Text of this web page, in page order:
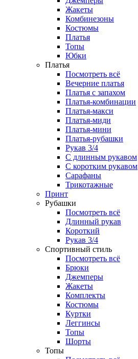
Жакеты
Комбинезоны
Костюмы
Платья
Топы
Юбки
Платья
Посмотреть всё
Вечерние платья
Платья с запахом
Платья-комбинации
Платья-макси
Платья-миди
Платья-мини
Платья-рубашки
Рукав 3/4
С длинным рукавом
С коротким рукавом
Сарафаны
Трикотажные
Принт
Рубашки
Посмотреть всё
Длинный рукав
Короткий
Рукав 3/4
Спортивный стиль
Посмотреть всё
Брюки
Джемперы
Жакеты
Комплекты
Костюмы
Куртки
Леггинсы
Топы
Шорты
Топы